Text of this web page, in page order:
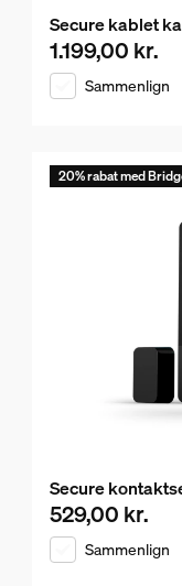
Secure kablet
Nuværende pris
1.199,00 kr.
Sammenlign
20% rabat med
Secure
Nuværende pris
529,00 kr.
Sammenlign